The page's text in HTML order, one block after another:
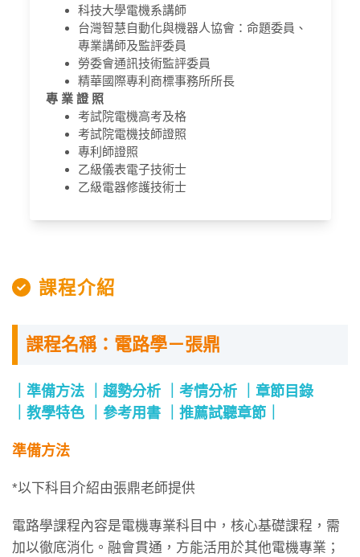
課程介紹
課程名稱：電路學－張鼎
準備方法 趨勢分析 考情分析
章節目錄
教學特色
參考用書 推薦試聽章節
準備方法
*以下科目介紹由張鼎老師提供
電路學課程內容是電機專業科目中，核心基礎課程，需
加以徹底消化。融會貫通，方能活用於其他電機專業；
科技大學電機系講師
台灣智慧自動化與機器人協會：命題委員、
專業講師及監評委員
勞委會通訊技術監評委員
精華國際專利商標事務所所長
專 業 證 照
考試院電機高考及格
考試院電機技師證照
專利師證照
乙級儀表電子技術士
乙級電器修護技術士